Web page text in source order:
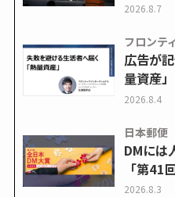
2026.8.7
フロンテ
広告が
量資産
2026.8.4
日本郵便
DMには
「第41
2026.8.3